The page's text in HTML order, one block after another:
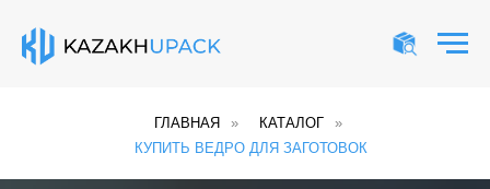
ГЛАВНАЯ » КАТАЛОГ
»
КУПИТЬ ВЕДРО ДЛЯ ЗАГОТОВОК